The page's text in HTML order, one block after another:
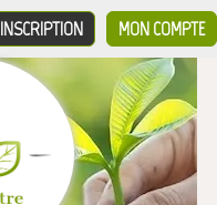
MON COMPTE
INSCRIPTION